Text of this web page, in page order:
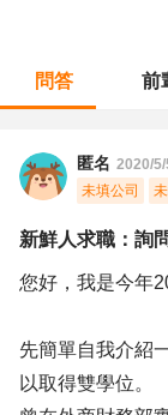
問答 前
匿名 2020/
未填公司
新鮮人求職：詢
您好，我是今年
先簡單自我介紹
以取得雙學位。